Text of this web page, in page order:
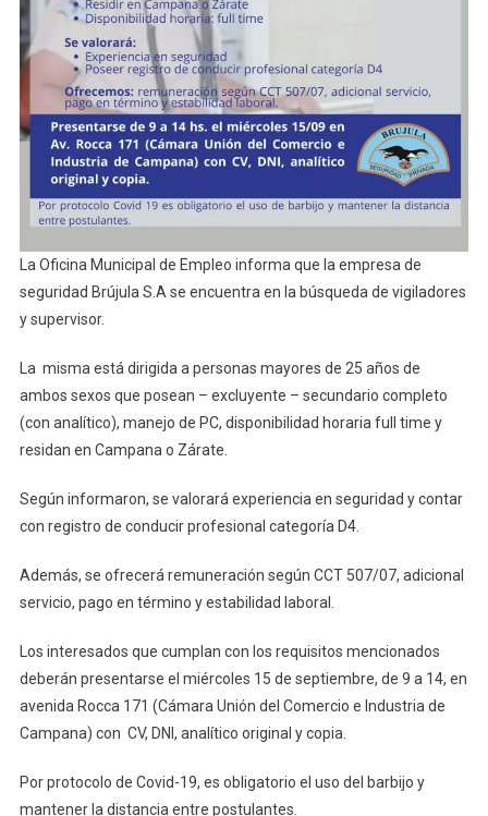
La Oficina Municipal de Empleo informa que la empresa de
seguridad Brújula S.A se encuentra en la búsqueda de vigiladores
y supervisor.
La misma está dirigida a personas mayores de 25 años de
ambos sexos que posean – excluyente – secundario completo
(con analítico), manejo de PC, disponibilidad horaria full time y
residan en Campana o Zárate.
Según informaron, se valorará experiencia en seguridad y contar
con registro de conducir profesional categoría D4.
Además, se ofrecerá remuneración según CCT 507/07, adicional
servicio, pago en término y estabilidad laboral.
Los interesados que cumplan con los requisitos mencionados
deberán presentarse el miércoles 15 de septiembre, de 9 a 14, en
avenida Rocca 171 (Cámara Unión del Comercio e Industria de
Campana) con CV, DNI, analítico original y copia.
Por protocolo de Covid-19, es obligatorio el uso del barbijo y
mantener la distancia entre postulantes.